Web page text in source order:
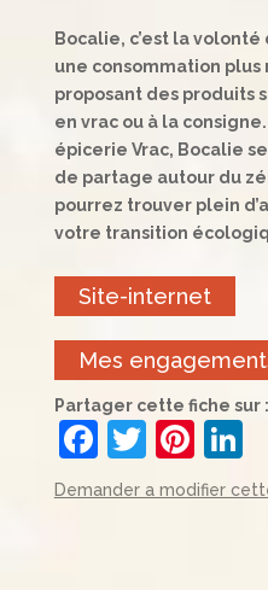
Bocalie, c’est la
une consommation plus
proposant des produits
en vrac ou à la
épicerie Vrac, Bocalie
de partage autour du
pourrez trouver plein
votre transition
Site-internet
Mes
Partager cette fiche sur :
F
a
T
w
Pi
nt
Li
n
Demander a modifier